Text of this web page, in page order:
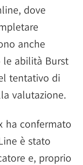
dove
anche
le abilità Burst
tentativo di
valutazione.
ha confermato
è stato
e, proprio